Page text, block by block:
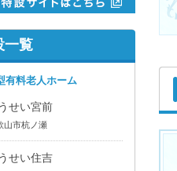
一覧
有料老人ホーム
せい宮前
山市杭ノ瀬
せい住吉